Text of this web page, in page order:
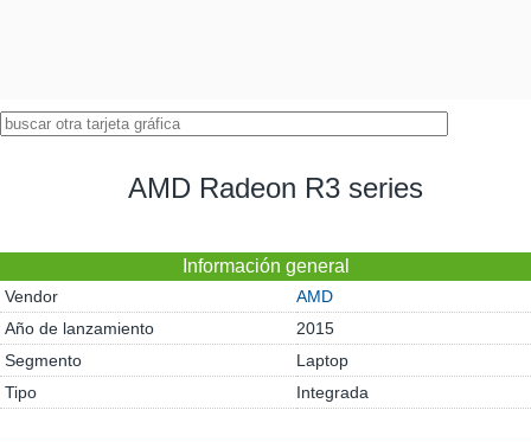
AMD Radeon R3 series
Información general
Vendor
AMD
Año de lanzamiento
2015
Segmento
Laptop
Tipo
Integrada